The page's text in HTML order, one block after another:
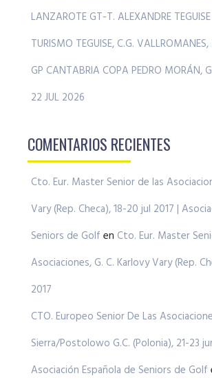
LANZAROTE GT-T. ALEXANDRE
TURISMO TEGUISE, C.G.
GP CANTABRIA COPA PEDRO MORÁN,
22 JUL 2026
COMENTARIOS RECIENTES
Cto. Eur. Master Senior de las
Vary (Rep. Checa), 18-20 jul 2017 |
Seniors de Golf en Cto. Eur. Master
Asociaciones, G. C. Karlovy Vary (Rep.
2017
CTO. Europeo Senior De Las
Sierra/Postolowo G.C. (Polonia), 21-23
Asociación Española de Seniors de Golf